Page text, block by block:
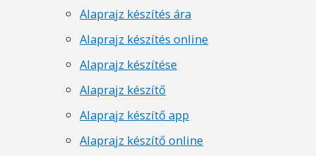
Alaprajz készítés ára
Alaprajz készítés online
Alaprajz készítése
Alaprajz készítő
Alaprajz készítő app
Alaprajz készítő online